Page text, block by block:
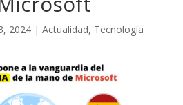
2024| Actualidad, Tecnología